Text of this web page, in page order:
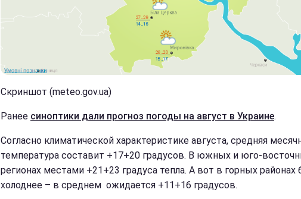
Скриншот (meteo.gov.ua)
Ранее синоптики дали прогноз погоды на август в Украине.
Согласно климатической характеристике августа, средняя
температура составит +17+20 градусов. В южных и юго-
регионах местами +21+23 градуса тепла. А вот в горных районах
холоднее – в среднем ожидается +11+16 градусов.